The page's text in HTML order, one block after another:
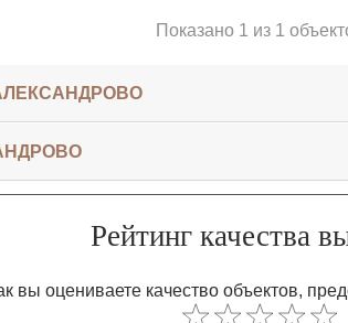
Показано 1 из 1
Рейтинг качества
вы оцениваете качество объектов,